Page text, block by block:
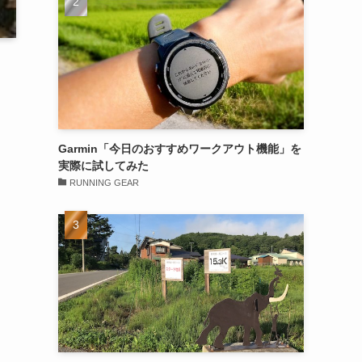
Garmin「今日のおすすめワークアウト機能」を
実際に試してみた
RUNNING GEAR